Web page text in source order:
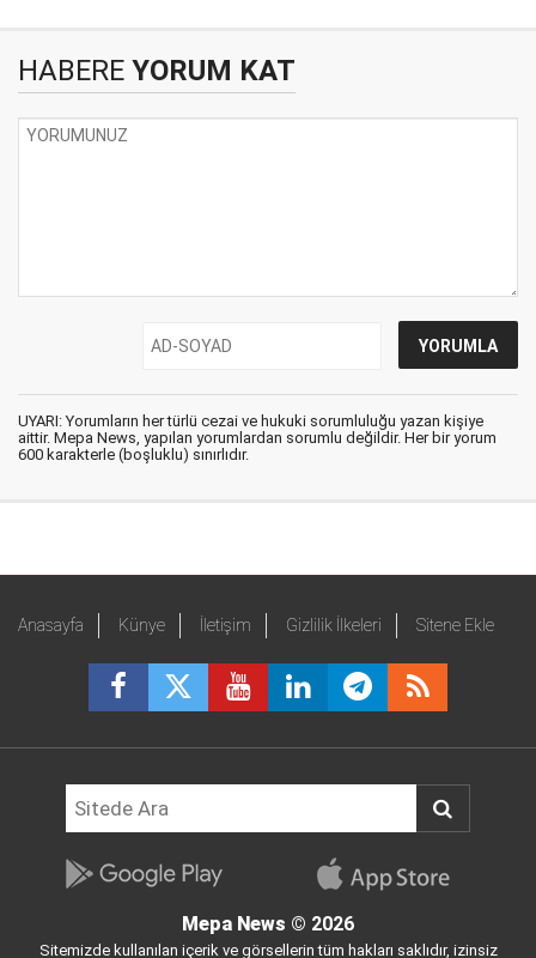
HABERE YORUM KAT
UYARI: Yorumların her türlü cezai ve hukuki sorumluluğu yazan kişiye
aittir. Mepa News, yapılan yorumlardan sorumlu değildir. Her bir yorum
600 karakterle (boşluklu) sınırlıdır.
Anasayfa Künye İletişim Gizlilik İlkeleri Sitene Ekle
Mepa News © 2026
Sitemizde kullanılan içerik ve görsellerin tüm hakları saklıdır, izinsiz